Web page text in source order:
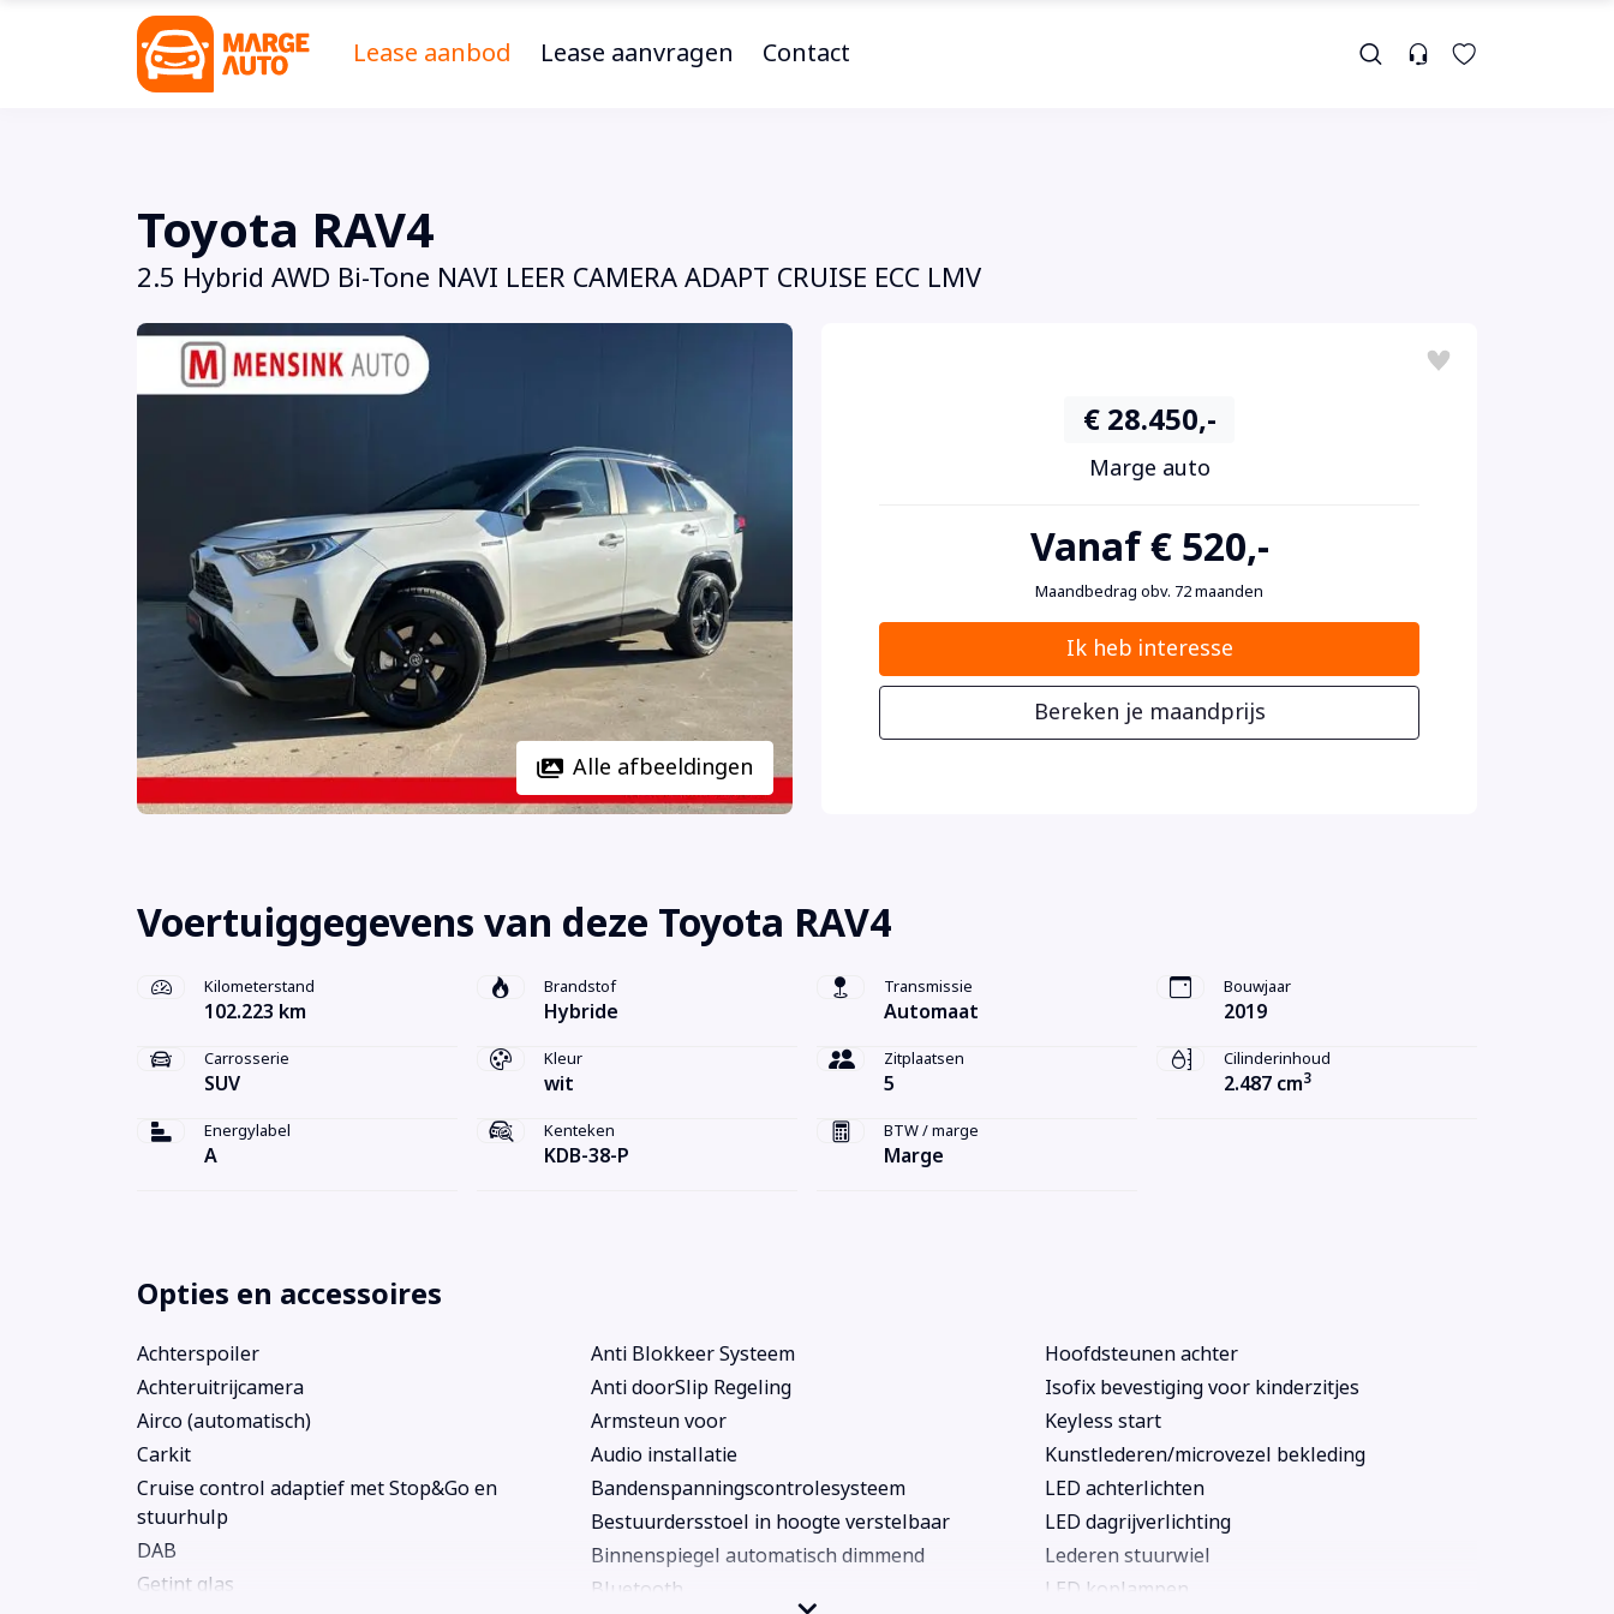
Lease aanbod Lease aanvragen Contact
Toyota RAV4
2.5 Hybrid AWD Bi-Tone NAVI LEER CAMERA ADAPT CRUISE ECC LMV
Alle afbeeldingen
€ 28.450,-
Marge auto
Vanaf € 520,-
Maandbedrag obv. 72 maanden
Ik heb interesse
Bereken je maandprijs
Voertuiggegevens van deze Toyota RAV4
Kilometerstand
102.223 km
Brandstof
Hybride
Transmissie
Automaat
Bouwjaar
2019
Carrosserie
SUV
Kleur
wit
Zitplaatsen
5
Cilinderinhoud
2.487 cm3
Energylabel
A
Kenteken
KDB-38-P
BTW / marge
Marge
Opties en accessoires
Achterspoiler
Achteruitrijcamera
Airco (automatisch)
Carkit
Cruise control adaptief met Stop&Go en
stuurhulp
DAB
Getint glas
Anti Blokkeer Systeem
Anti doorSlip Regeling
Armsteun voor
Audio installatie
Bandenspanningscontrolesysteem
Bestuurdersstoel in hoogte verstelbaar
Binnenspiegel automatisch dimmend
Bluetooth
Hoofdsteunen achter
Isofix bevestiging voor kinderzitjes
Keyless start
Kunstlederen/microvezel bekleding
LED achterlichten
LED dagrijverlichting
Lederen stuurwiel
LED koplampen